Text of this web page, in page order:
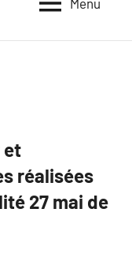
Menu
et
réalisées
27 mai de